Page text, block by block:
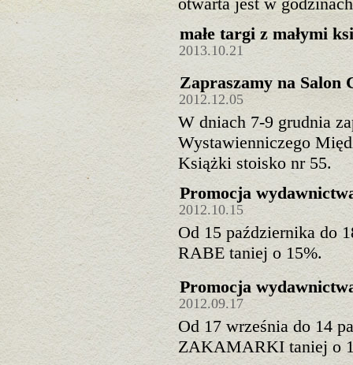
małe targi z małymi
2013.10.21
Zapraszamy na Salon
2012.12.05
W dniach 7-9 grudnia
Wystawienniczego
Książki stoisko nr 55.
Promocja
2012.10.15
Od 15 października do
RABE taniej o 15%.
Promocja
2012.09.17
Od 17 września do 14
ZAKAMARKI taniej o